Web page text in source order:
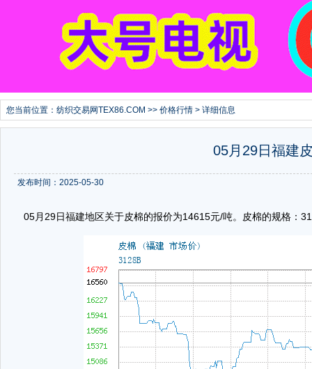
您当前位置： 纺织交易网TEX86.COM >> 价格行情 > 详细信息
05月29日福建
发布时间：2025-05-30
05月29日福建地区关于皮棉的报价为14615元/吨。皮棉的规格：